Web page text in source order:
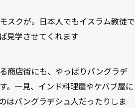
スクが。日本人でもイスラム教徒で
見学させてくれます
商店街にも、やっぱりバングラデ
。一見、インド料理屋やケバブ屋に
はバングラデシュ人だったりしま